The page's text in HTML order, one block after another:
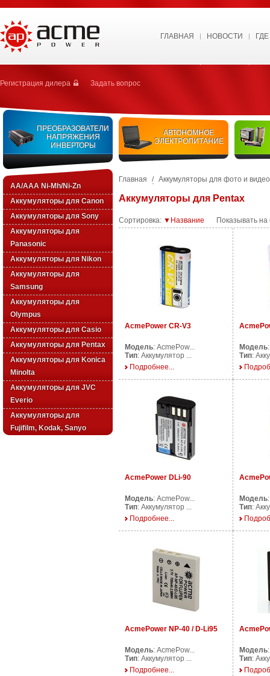
ГЛАВНАЯ НОВОСТИ
Регистрация дилера Задать вопрос
ПРЕОБРАЗОВАТЕЛИ
НАПРЯЖЕНИЯ
ИНВЕРТОРЫ
АВТОНОМНОЕ
ЭЛЕКТРОПИТАНИЕ
AA/AAA Ni-Mh/Ni-Zn
Аккумуляторы для Canon
Аккумуляторы для Sony
Аккумуляторы для
Panasonic
Аккумуляторы для Nikon
Аккумуляторы для
Samsung
Аккумуляторы для
Olympus
Аккумуляторы для Casio
Аккумуляторы для Pentax
Аккумуляторы для Konica
Minolta
Аккумуляторы для JVC
Everio
Аккумуляторы для
Fujifilm, Kodak, Sanyo
Главная / Аккумуляторы для фото и
Аккумуляторы для Pentax
Сортировка: ▼Название Показывать
AcmePower CR-V3
Модель: AcmePow...
Тип: Аккумулятор ...
Подробнее...
Модель
Тип:
AcmePower DLi-90
Модель: AcmePow...
Тип: Аккумулятор ...
Подробнее...
Модель
Тип:
AcmePower NP-40 / D-Li95
Модель: AcmePow...
Тип: Аккумулятор ...
Подробнее...
Модель
Тип: